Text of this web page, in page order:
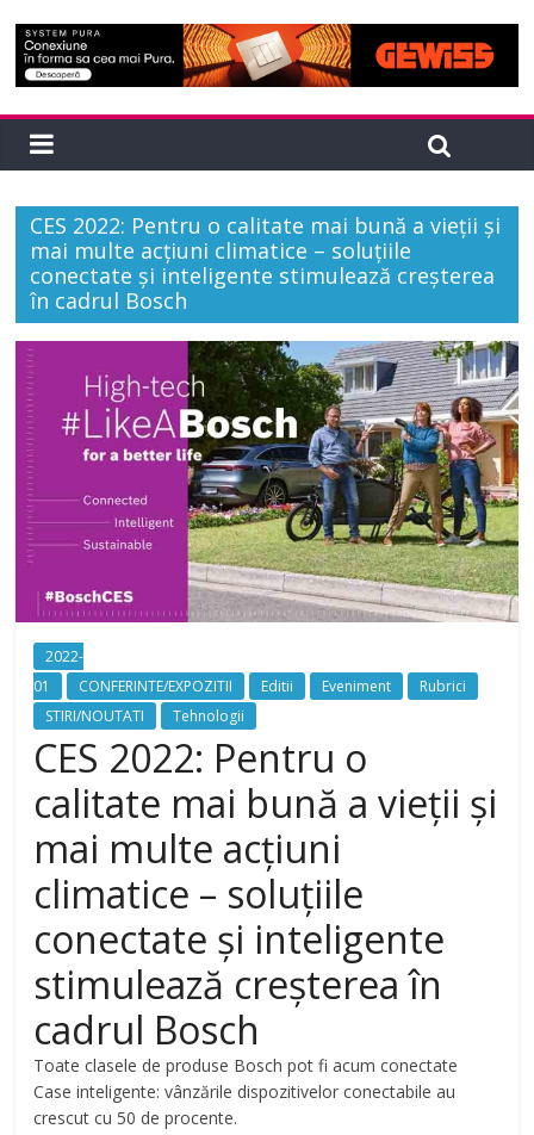
CES 2022: Pentru o calitate mai bună a vieții și
mai multe acțiuni climatice – soluțiile
conectate și inteligente stimulează creșterea
în cadrul Bosch
2022-
01
CONFERINTE/EXPOZITII Editii Eveniment
Rubrici
STIRI/NOUTATI
Tehnologii
CES 2022: Pentru o
calitate mai bună a vieții și
mai multe acțiuni
climatice – soluțiile
conectate și inteligente
stimulează creșterea în
cadrul Bosch
Toate clasele de produse Bosch pot fi acum conectate
Case inteligente: vânzările dispozitivelor conectabile au
crescut cu 50 de procente.